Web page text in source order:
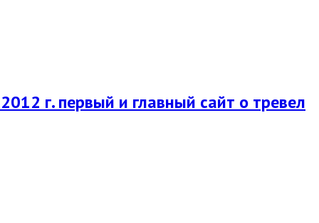
г. первый и главный сайт о тревел